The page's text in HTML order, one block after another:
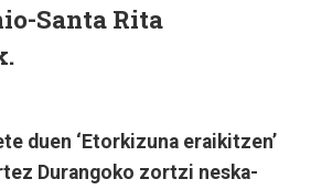
Santa Rita
duen ‘Etorkizuna eraikitzen’
Durangoko zortzi neska-